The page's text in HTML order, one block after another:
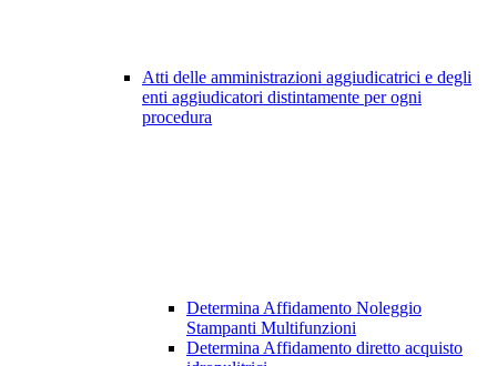
Atti delle amministrazioni aggiudicatrici e degli
enti aggiudicatori distintamente per ogni
procedura
Determina Affidamento Noleggio
Stampanti Multifunzioni
Determina Affidamento diretto acquisto